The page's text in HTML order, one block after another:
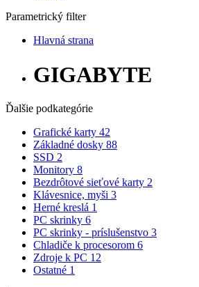
Parametrický filter
Hlavná strana
GIGABYTE
Ďalšie podkategórie
Grafické karty 42
Základné dosky 88
SSD 2
Monitory 8
Bezdrôtové sieťové karty 2
Klávesnice, myši 3
Herné kreslá 1
PC skrinky 6
PC skrinky - príslušenstvo 3
Chladiče k procesorom 6
Zdroje k PC 12
Ostatné 1